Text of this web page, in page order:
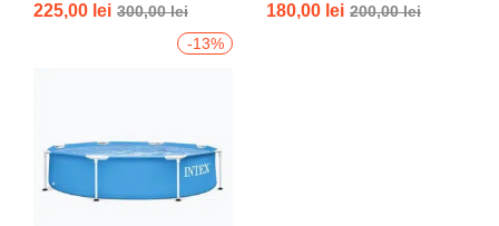
225,00 lei 300,00lei
5.00din 5
180,00 lei 200,00lei
-13%